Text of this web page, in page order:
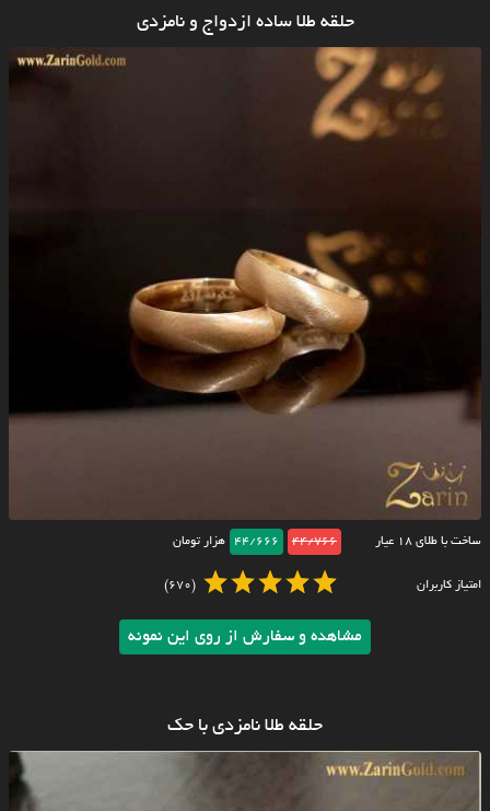
حلقه طلا ساده ازدواج و نامزدی
ساخت با طلای ۱۸ عیار 44/766
44/666 هزار تومان
امتیاز کاربران (670)
مشاهده و سفارش از روی این نمونه
حلقه طلا نامزدی با حک